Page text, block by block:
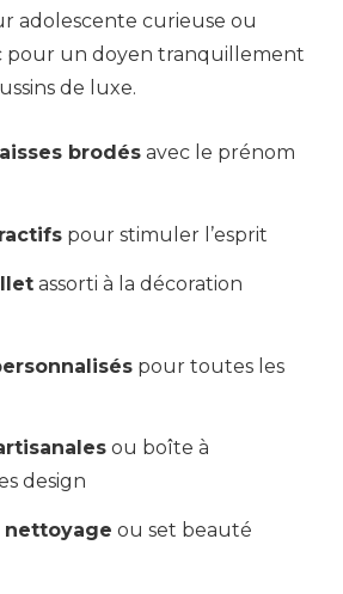
adolescente curieuse ou
pour un doyen tranquillement
de luxe.
brodés avec le prénom
pour stimuler l’esprit
assorti à la décoration
pour toutes les
ou boîte à
design
nettoyage ou set beauté